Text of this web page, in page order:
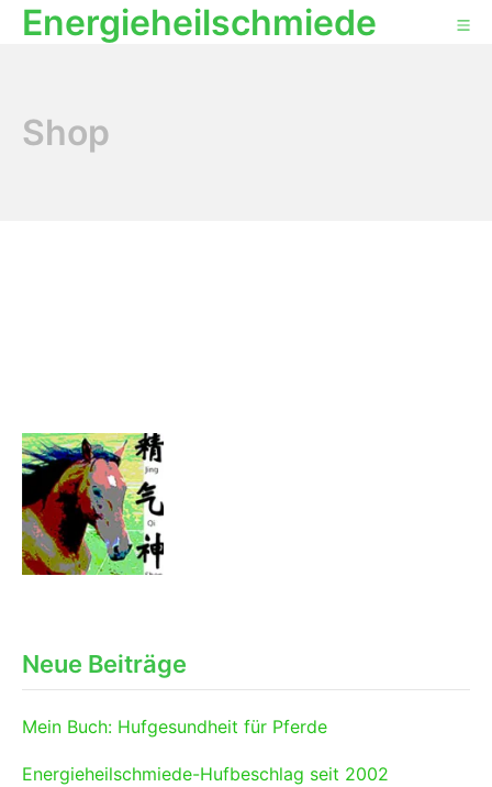
Energieheilschmiede
Shop
Neue Beiträge
Mein Buch: Hufgesundheit für Pferde
Energieheilschmiede-Hufbeschlag seit 2002